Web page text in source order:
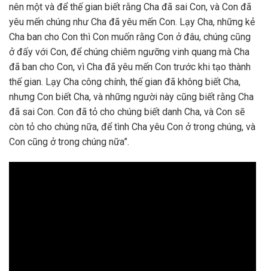
nên một và để thế gian biết rằng Cha đã sai Con, và Con đã
yêu mến chúng như Cha đã yêu mến Con. Lạy Cha, những kẻ
Cha ban cho Con thì Con muốn rằng Con ở đâu, chúng cũng
ở đấy với Con, để chúng chiêm ngưỡng vinh quang mà Cha
đã ban cho Con, vì Cha đã yêu mến Con trước khi tạo thành
thế gian. Lạy Cha công chính, thế gian đã không biết Cha,
nhưng Con biết Cha, và những người này cũng biết rằng Cha
đã sai Con. Con đã tỏ cho chúng biết danh Cha, và Con sẽ
còn tỏ cho chúng nữa, để tình Cha yêu Con ở trong chúng, và
Con cũng ở trong chúng nữa”.